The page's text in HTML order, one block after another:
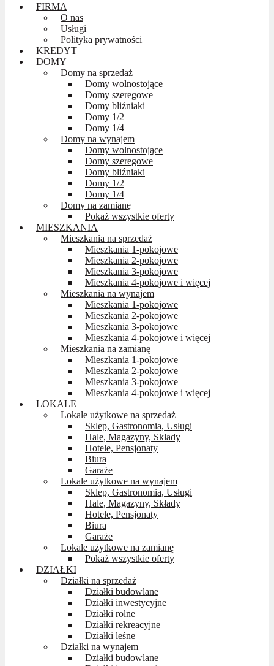
FIRMA
O nas
Usługi
Polityka prywatności
KREDYT
DOMY
Domy na sprzedaż
Domy wolnostojące
Domy szeregowe
Domy bliźniaki
Domy 1/2
Domy 1/4
Domy na wynajem
Domy wolnostojące
Domy szeregowe
Domy bliźniaki
Domy 1/2
Domy 1/4
Domy na zamianę
Pokaż wszystkie oferty
MIESZKANIA
Mieszkania na sprzedaż
Mieszkania 1-pokojowe
Mieszkania 2-pokojowe
Mieszkania 3-pokojowe
Mieszkania 4-pokojowe i więcej
Mieszkania na wynajem
Mieszkania 1-pokojowe
Mieszkania 2-pokojowe
Mieszkania 3-pokojowe
Mieszkania 4-pokojowe i więcej
Mieszkania na zamianę
Mieszkania 1-pokojowe
Mieszkania 2-pokojowe
Mieszkania 3-pokojowe
Mieszkania 4-pokojowe i więcej
LOKALE
Lokale użytkowe na sprzedaż
Sklep, Gastronomia, Usługi
Hale, Magazyny, Składy
Hotele, Pensjonaty
Biura
Garaże
Lokale użytkowe na wynajem
Sklep, Gastronomia, Usługi
Hale, Magazyny, Składy
Hotele, Pensjonaty
Biura
Garaże
Lokale użytkowe na zamianę
Pokaż wszystkie oferty
DZIAŁKI
Działki na sprzedaż
Działki budowlane
Działki inwestycyjne
Działki rolne
Działki rekreacyjne
Działki leśne
Działki na wynajem
Działki budowlane